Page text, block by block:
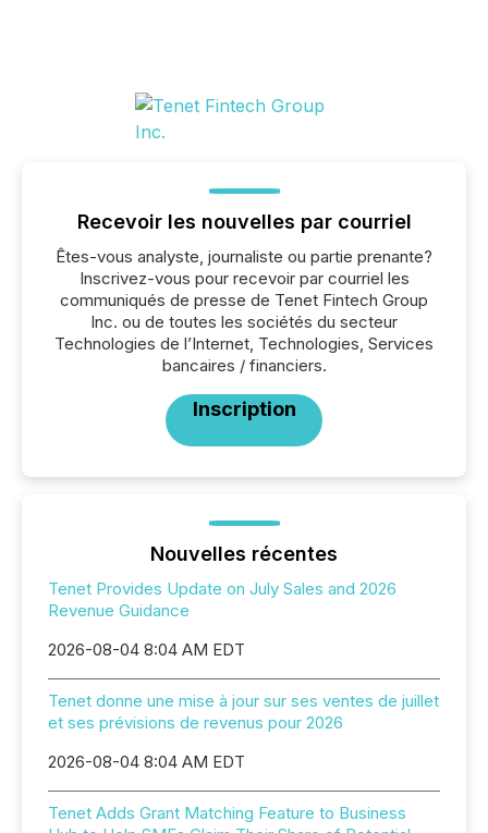
Recevoir les nouvelles par courriel
Êtes-vous analyste, journaliste ou partie prenante?
Inscrivez-vous pour recevoir par courriel les
communiqués de presse de Tenet Fintech Group
Inc. ou de toutes les sociétés du secteur
Technologies de l’Internet, Technologies, Services
bancaires / financiers.
Inscription
Nouvelles récentes
Tenet Provides Update on July Sales and 2026
Revenue Guidance
2026-08-04 8:04 AM EDT
Tenet donne une mise à jour sur ses ventes de juillet
et ses prévisions de revenus pour 2026
2026-08-04 8:04 AM EDT
Tenet Adds Grant Matching Feature to Business